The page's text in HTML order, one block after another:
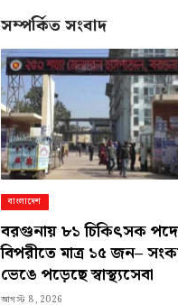
সম্পর্কিত সংবাদ
বাংলাদেশ
বরগুনায় ৮১ চিকিৎসক
বিপরীতে মাত্র ১৫ জন–
ভেঙে পড়েছে স্বাস্থ্যসেবা
আগস্ট 8, 2026